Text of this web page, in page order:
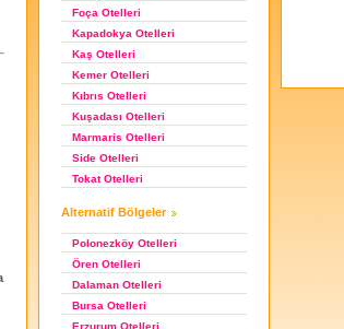
Foça Otelleri
Kapadokya Otelleri
Kaş Otelleri
Kemer Otelleri
Kıbrıs Otelleri
Kuşadası Otelleri
Marmaris Otelleri
Side Otelleri
Tokat Otelleri
Alternatif Bölgeler
Polonezköy Otelleri
Ören Otelleri
Dalaman Otelleri
Bursa Otelleri
Erzurum Otelleri